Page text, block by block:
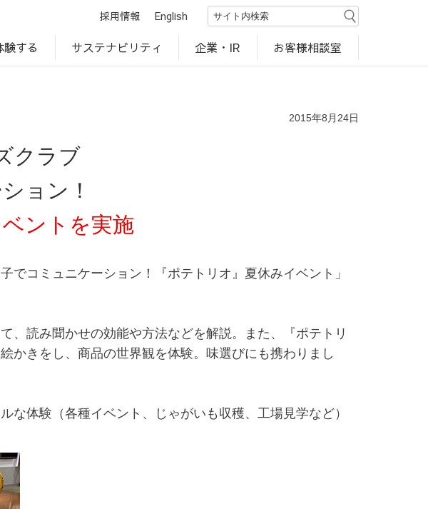
採用情報 English
験する サステナビリティ 企業・IR お客様相談室
2015年8月24日
クラブ
ョン！
ベントを実施
コミュニケーション！『ポテトリオ』夏休みイベント」
読み聞かせの効能や方法などを解説。また、『ポテトリ
かきをし、商品の世界観を体験。味選びにも携わりまし
体験（各種イベント、じゃがいも収穫、工場見学など）